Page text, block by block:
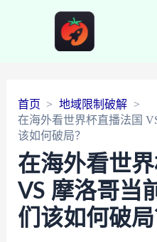
首页
地域限制破解
在海外看世界杯直播法国
该如何破局？
在海外看世
VS 摩洛哥当
们该如何破局